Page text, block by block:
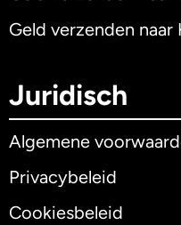
Geld verzenden naar
Juridisch
Algemene
Privacybeleid
Cookiesbeleid